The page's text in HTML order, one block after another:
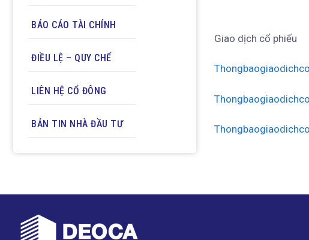
BÁO CÁO TÀI CHÍNH
ĐIỀU LỆ – QUY CHẾ
LIÊN HỆ CỔ ĐÔNG
BẢN TIN NHÀ ĐẦU TƯ
Giao dịch cổ phiếu